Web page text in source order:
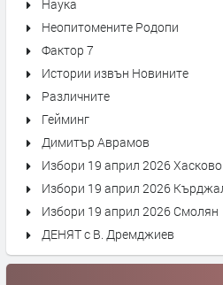
Наука
Неопитомените Родопи
Фактор 7
Истории извън Новините
Различните
Гейминг
Димитър Аврамов
Избори 19 април 2026 Хасково
Избори 19 април 2026
Избори 19 април 2026 Смолян
ДЕНЯТ с В. Дремджиев